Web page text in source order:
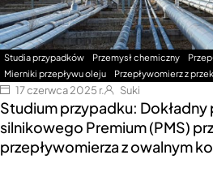
Studia przypadków Przemysł chemiczny
Mierniki przepływu oleju
Przepływomierz z
17 czerwca 2025 r. Suki
Studium przypadku:
silnikowego Premium (PMS)
przepływomierza z owalnym